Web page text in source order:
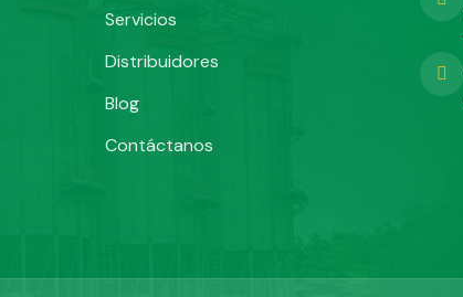
Servicios
Distribuidores
Blog
Contáctanos